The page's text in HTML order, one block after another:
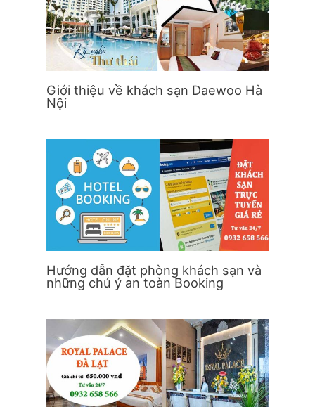
Giới thiệu về khách sạn Daewoo Hà
Nội
Hướng dẫn đặt phòng khách sạn và
những chú ý an toàn Booking